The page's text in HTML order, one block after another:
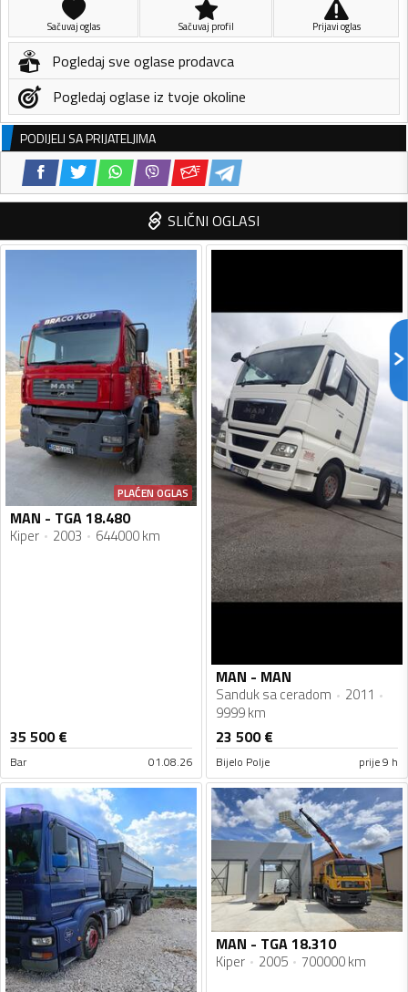
Sačuvaj oglas Sačuvaj profil Prijavi oglas
Pogledaj sve oglase prodavca
Pogledaj oglase iz tvoje okoline
PODIJELI SA PRIJATELJIMA
SLIČNI OGLASI
PLAĆEN OGLAS
MAN - TGA 18.480
Kiper 2003 644000 km
35 500€
Bar 01.08.26
MAN - MAN
Sanduk sa ceradom
2011
9999 km
23 500€
Bijelo Polje prije 9 h
MAN - TGA 18.310
Kiper 2005 700000 km